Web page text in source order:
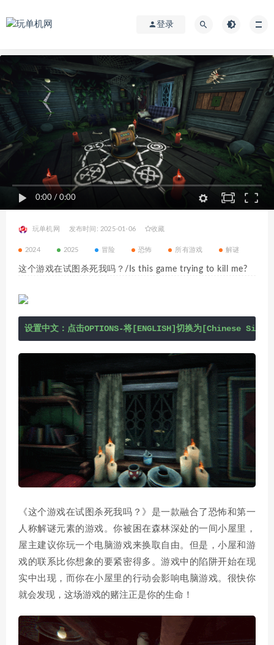
登录
0:00 / 0:00
玩单机网 发布时间: 2025-01-06 收藏
2024 2025 冒险 恐怖 所有游戏 解谜
这个游戏在试图杀死我吗？/Is this game trying to kill me?
设置中文：点击OPTIONS-将[ENGLISH]切换为[Chinese
《这个游戏在试图杀死我吗？》是一款融合了恐怖和第一
人称解谜元素的游戏。你被困在森林深处的一间小屋里，
屋主建议你玩一个电脑游戏来换取自由。但是，小屋和游
戏的联系比你想象的要紧密得多。游戏中的陷阱开始在现
实中出现，而你在小屋里的行动会影响电脑游戏。很快你
就会发现，这场游戏的赌注正是你的生命！